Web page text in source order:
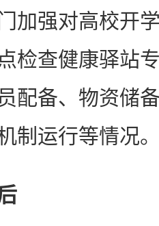
加强对高校开
检查健康驿站
配备、物资储
制运行等情况